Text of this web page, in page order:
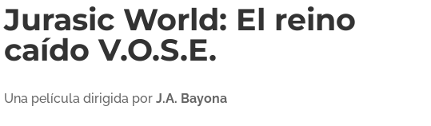
Jurasic World: El reino
caído V.O.S.E.
Una película dirigida por J.A. Bayona